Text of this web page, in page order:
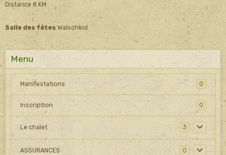
Distance 8 KM
Salle des fêtes Walscheid
Menu
Manifestations 0
Inscription 0
Le chalet 3
ASSURANCES 0